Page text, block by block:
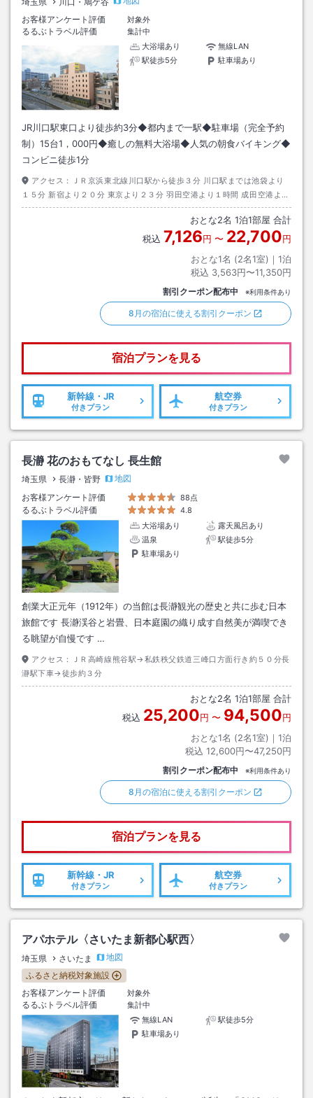
お客様アンケート評価
対象外
るるぶトラベル評価
集計中
大浴場あり
無線LAN
駅徒歩5分
駐車場あり
JR川口駅東口より徒歩約3分◆都内まで一駅◆駐車場（完全予約
制）15台1，000円◆癒しの無料大浴場◆人気の朝食バイキング◆
コンビニ徒歩1分
アクセス：
ＪＲ京浜東北線川口駅から徒歩３分 川口駅までは池袋より
１５分 新宿より２０分 東京より２３分 羽田空港より１時間 成田空港より
京成スカイライナー利用で１時間 お車では首都高速鹿浜橋出口より１５分
おとな2名 1泊1部屋 合計
税込 7,126円 〜 22,700円
おとな1名 (2名1室)｜ 1泊
税込 3,563円〜11,350円
割引クーポン配布中 ※利用条件あり
8月の宿泊に使える割引クーポン
宿泊プランを見る
新幹線・JR
付きプラン
航空券
付きプラン
長瀞 花のおもてなし 長生館
埼玉県 長瀞・皆野
地図
お客様アンケート評価
88点
るるぶトラベル評価
4.8
大浴場あり
露天風呂あり
温泉
駅徒歩5分
駐車場あり
創業大正元年（1912年）の当館は長瀞観光の歴史と共に歩む日本
旅館です 長瀞渓谷と岩畳、日本庭園の織り成す自然美が満喫でき
る眺望が自慢です …
アクセス：
ＪＲ高崎線熊谷駅→私鉄秩父鉄道三峰口方面行き約５０分長
瀞駅下車→徒歩約３分
おとな2名 1泊1部屋 合計
税込 25,200円 〜 94,500円
おとな1名 (2名1室)｜ 1泊
税込 12,600円〜47,250円
割引クーポン配布中 ※利用条件あり
8月の宿泊に使える割引クーポン
宿泊プランを見る
新幹線・JR
付きプラン
航空券
付きプラン
アパホテル〈さいたま新都心駅西〉
埼玉県 さいたま
地図
ふるさと納税対象施設
お客様アンケート評価
対象外
るるぶトラベル評価
集計中
無線LAN
駅徒歩5分
駐車場あり